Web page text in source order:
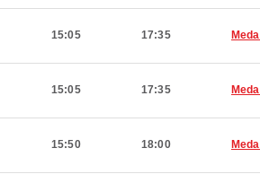
15:05 17:35
15:05 17:35
15:50 18:00